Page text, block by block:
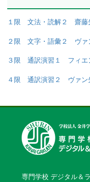
１限 文法・読解２ 齋藤
２限 文字・語彙２ ヴァ
３限 通訳演習１ フィエ
４限 通訳演習２ ヴァン
専門学校 デジタル＆